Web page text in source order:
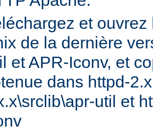
et
de la dernière
et APR-Iconv, et
dans httpd-
util et